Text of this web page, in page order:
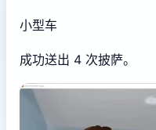
小型车
成功送出 4 次披萨。